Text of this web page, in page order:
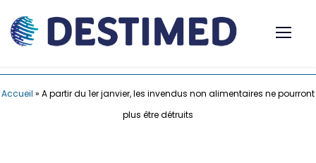
Accueil » A partir du 1er janvier, les invendus non alimentaires ne pourront
plus être détruits